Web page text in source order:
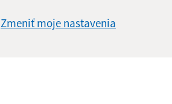
Zmeniť moje nastavenia